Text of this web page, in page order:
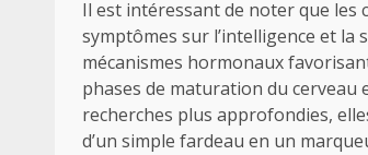
Il est intéressant de noter que les
symptômes sur l’intelligence et la
mécanismes hormonaux
phases de maturation du cerveau
recherches plus approfondies,
d’un simple fardeau en un